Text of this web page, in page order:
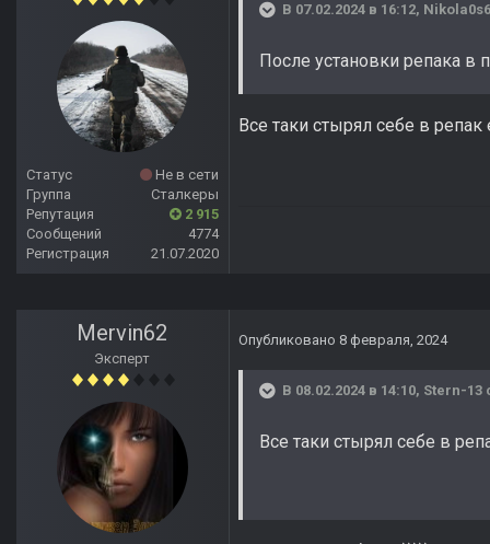
Статус
Не в сети
Группа
Сталкеры
Репутация
2 915
Сообщений
4774
Регистрация
21.07.2020
В 07.02.2024 в 16:12,
После установки репака в
Все таки стырял себе в
Mervin62
Эксперт
Опубликовано 8 февраля, 2024
В 08.02.2024 в 14:10, Stern-13
Все таки стырял себе в